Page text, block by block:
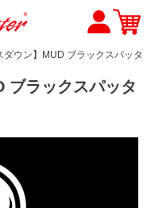
ダウン】MUD ブラックスパッタ
ブラックスパッタ